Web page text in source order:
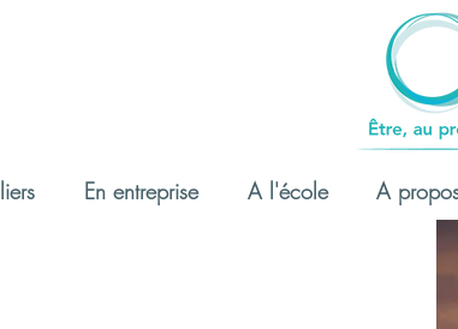
En entreprise A l'école A